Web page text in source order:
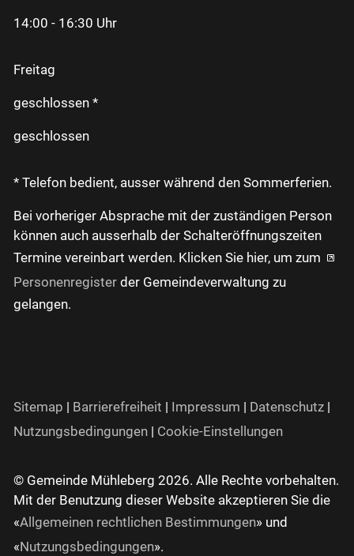
14:00 - 16:30 Uhr
Freitag
geschlossen *
geschlossen
* Telefon bedient, ausser während den Sommerferien.
Bei vorheriger Absprache mit der zuständigen Person
können auch ausserhalb der Schalteröffnungszeiten
Termine vereinbart werden. Klicken Sie hier, um zum
Personenregister der Gemeindeverwaltung zu
gelangen.
Sitemap | Barrierefreiheit | Impressum | Datenschutz |
Nutzungsbedingungen | Cookie-Einstellungen
© Gemeinde Mühleberg 2026. Alle Rechte vorbehalten.
Mit der Benutzung dieser Website akzeptieren Sie die
«Allgemeinen rechtlichen Bestimmungen» und
«Nutzungsbedingungen».